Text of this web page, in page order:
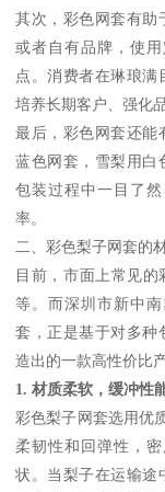
其次，彩色网套有助
或者自有品牌，使
点。消费者在琳琅
培养长期客户、强化
最后，彩色网套还能
蓝色网套，雪梨用白
包装过程中一目了
率。
二、彩色梨子网套的
目前，市面上常见
等。而深圳市新中
套，正是基于对多种
造出的一款高性价比产
1. 材质柔软，缓冲性
彩色梨子网套选用优
柔韧性和回弹性，
状。当梨子在运输途